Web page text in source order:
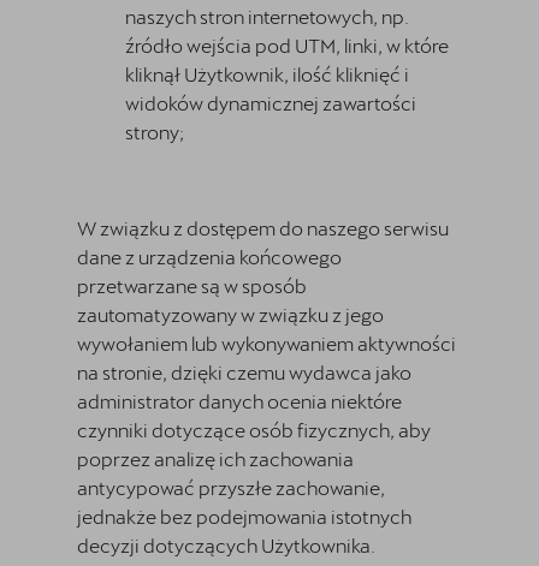
naszych stron internetowych, np.
źródło wejścia pod UTM, linki, w które
kliknął Użytkownik, ilość kliknięć i
widoków dynamicznej zawartości
strony;
W związku z dostępem do naszego serwisu
dane z urządzenia końcowego
przetwarzane są w sposób
zautomatyzowany w związku z jego
wywołaniem lub wykonywaniem aktywności
na stronie, dzięki czemu wydawca jako
administrator danych ocenia niektóre
czynniki dotyczące osób fizycznych, aby
poprzez analizę ich zachowania
antycypować przyszłe zachowanie,
jednakże bez podejmowania istotnych
decyzji dotyczących Użytkownika.